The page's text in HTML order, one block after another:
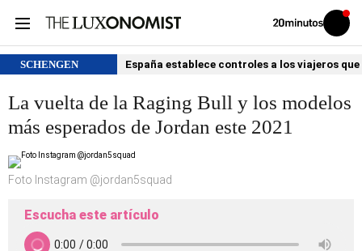
Volver
Iniciar
sesión
SCHENGEN España establece controles a los viajeros
La vuelta de la Raging Bull y los modelos
más esperados de Jordan este 2021
Foto Instagram @jordan5squad
Escucha este artículo